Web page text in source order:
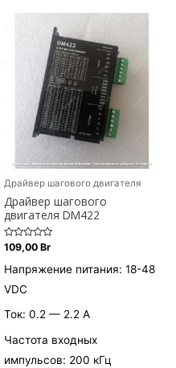
Драйвер шагового двигателя
Драйвер шагового
двигателя DM422
Оценка
из
5
109,00 Br
Напряжение питания: 18-48
VDC
Ток: 0.2 — 2.2 А
Частота входных
импульсов: 200 кГц